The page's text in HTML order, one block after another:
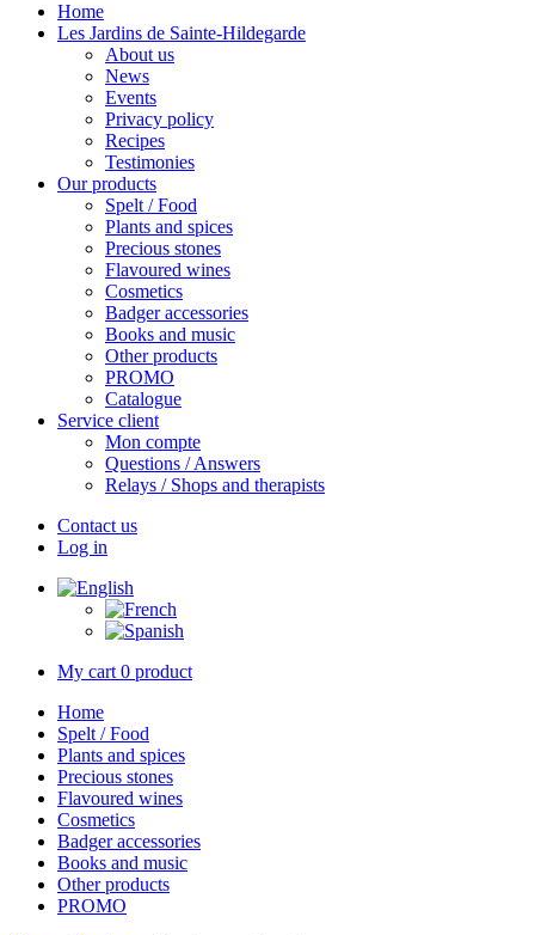
Home
Les Jardins de Sainte-Hildegarde
About us
News
Events
Privacy policy
Recipes
Testimonies
Our products
Spelt / Food
Plants and spices
Precious stones
Flavoured wines
Cosmetics
Badger accessories
Books and music
Other products
PROMO
Catalogue
Service client
Mon compte
Questions / Answers
Relays / Shops and therapists
Contact us
Log in
My cart 0 product
Home
Spelt / Food
Plants and spices
Precious stones
Flavoured wines
Cosmetics
Badger accessories
Books and music
Other products
PROMO